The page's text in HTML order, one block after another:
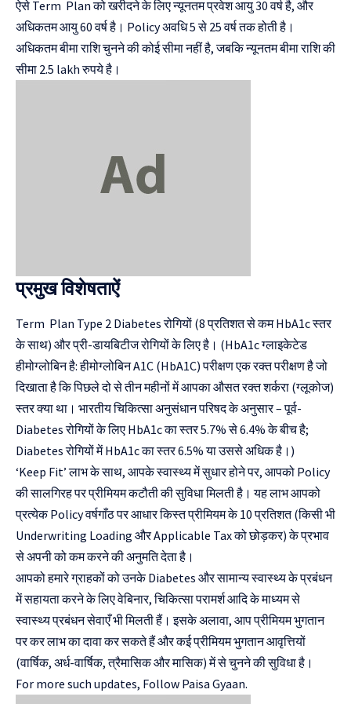
ऐसे Term Plan को खरीदने के लिए न्यूनतम प्रवेश आयु 30 वर्ष है, और
अधिकतम आयु 60 वर्ष है। Policy अवधि 5 से 25 वर्ष तक होती है।
अधिकतम बीमा राशि चुनने की कोई सीमा नहीं है, जबकि न्यूनतम बीमा राशि की
सीमा 2.5 lakh रुपये है।
प्रमुख विशेषताऐं
Term Plan Type 2 Diabetes रोगियों (8 प्रतिशत से कम HbA1c स्तर
के साथ) और प्री-डायबिटीज रोगियों के लिए है। (HbA1c ग्लाइकेटेड
हीमोग्लोबिन है: हीमोग्लोबिन A1C (HbA1C) परीक्षण एक रक्त परीक्षण है जो
दिखाता है कि पिछले दो से तीन महीनों में आपका औसत रक्त शर्करा (ग्लूकोज)
स्तर क्या था। भारतीय चिकित्सा अनुसंधान परिषद के अनुसार – पूर्व-
Diabetes रोगियों के लिए HbA1c का स्तर 5.7% से 6.4% के बीच है;
Diabetes रोगियों में HbA1c का स्तर 6.5% या उससे अधिक है।)
‘Keep Fit’ लाभ के साथ, आपके स्वास्थ्य में सुधार होने पर, आपको Policy
की सालगिरह पर प्रीमियम कटौती की सुविधा मिलती है। यह लाभ आपको
प्रत्येक Policy वर्षगाँठ पर आधार किस्त प्रीमियम के 10 प्रतिशत (किसी भी
Underwriting Loading और Applicable Tax को छोड़कर) के प्रभाव
से अपनी को कम करने की अनुमति देता है।
आपको हमारे ग्राहकों को उनके Diabetes और सामान्य स्वास्थ्य के प्रबंधन
में सहायता करने के लिए वेबिनार, चिकित्सा परामर्श आदि के माध्यम से
स्वास्थ्य प्रबंधन सेवाएँ भी मिलती हैं। इसके अलावा, आप प्रीमियम भुगतान
पर कर लाभ का दावा कर सकते हैं और कई प्रीमियम भुगतान आवृत्तियों
(वार्षिक, अर्ध-वार्षिक, त्रैमासिक और मासिक) में से चुनने की सुविधा है।
For more such updates, Follow Paisa Gyaan.